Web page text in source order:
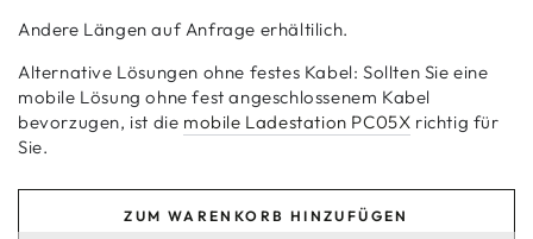
Andere Längen auf Anfrage erhältilich.
Alternative Lösungen ohne festes Kabel: Sollten Sie eine
mobile Lösung ohne fest angeschlossenem Kabel
bevorzugen, ist die mobile Ladestation PC05X richtig für
Sie.
ZUM WARENKORB HINZUFÜGEN